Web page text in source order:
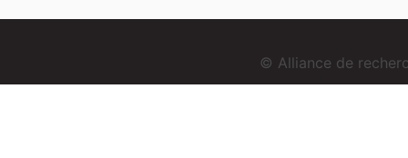
© Alliance de